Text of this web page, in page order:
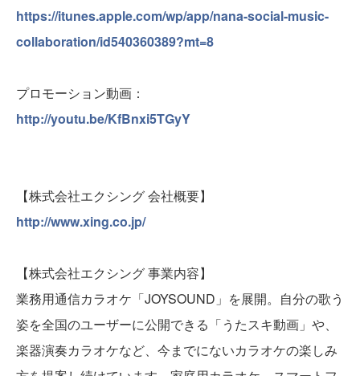
https://itunes.apple.com/wp/app/nana-social-music-
collaboration/id540360389?mt=8
プロモーション動画：
http://youtu.be/KfBnxi5TGyY
【株式会社エクシング 会社概要】
http://www.xing.co.jp/
【株式会社エクシング 事業内容】
業務用通信カラオケ「JOYSOUND」を展開。自分の歌う
姿を全国のユーザーに公開できる「うたスキ動画」や、
楽器演奏カラオケなど、今までにないカラオケの楽しみ